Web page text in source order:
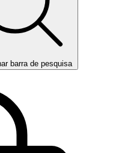
barra de pesquisa